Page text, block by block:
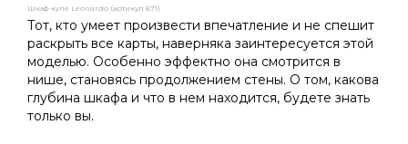
Шкаф-купе Leonardo (артикул 671)
Тот, кто умеет произвести впечатление и не спешит
раскрыть все карты, наверняка заинтересуется этой
моделью. Особенно эффектно она смотрится в
нише, становясь продолжением стены. О том, какова
глубина шкафа и что в нем находится, будете знать
только вы.